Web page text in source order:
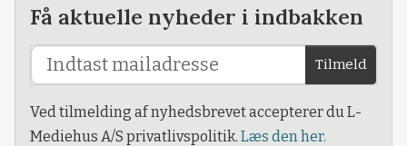
Få aktuelle nyheder i indbakken
Tilmeld
Ved tilmelding af nyhedsbrevet accepterer du L-
Mediehus A/S privatlivspolitik. Læs den her.